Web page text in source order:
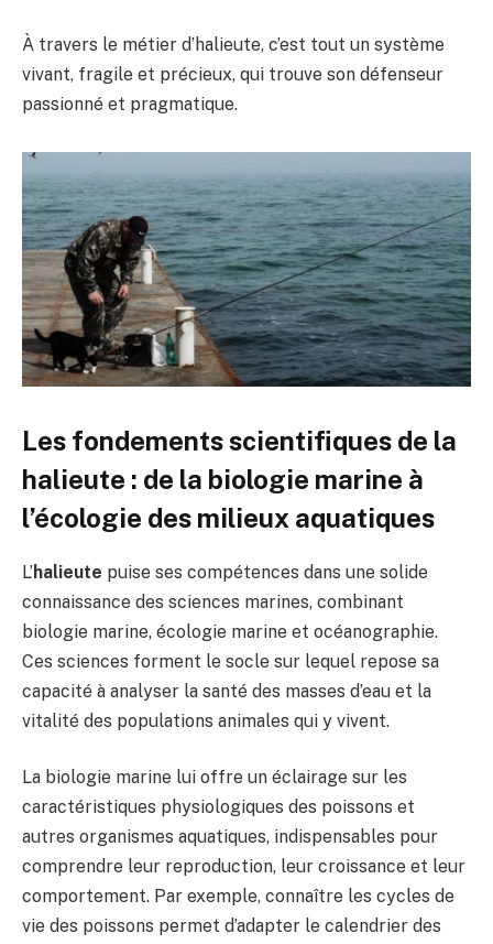
À travers le métier d’halieute, c’est tout un système
vivant, fragile et précieux, qui trouve son défenseur
passionné et pragmatique.
Les fondements scientifiques de la
halieute : de la biologie marine à
l’écologie des milieux aquatiques
L’halieute puise ses compétences dans une solide
connaissance des sciences marines, combinant
biologie marine, écologie marine et océanographie.
Ces sciences forment le socle sur lequel repose sa
capacité à analyser la santé des masses d’eau et la
vitalité des populations animales qui y vivent.
La biologie marine lui offre un éclairage sur les
caractéristiques physiologiques des poissons et
autres organismes aquatiques, indispensables pour
comprendre leur reproduction, leur croissance et leur
comportement. Par exemple, connaître les cycles de
vie des poissons permet d’adapter le calendrier des